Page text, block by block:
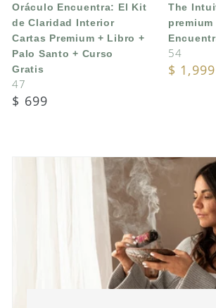
Libro
+
Palo
Santo
+
Curso
Gratis
Oráculo Encuentra: El Kit
de Claridad Interior
Cartas Premium + Libro +
Palo Santo + Curso
Gratis
47
Translation
$ 699
The
54
$ 1,999